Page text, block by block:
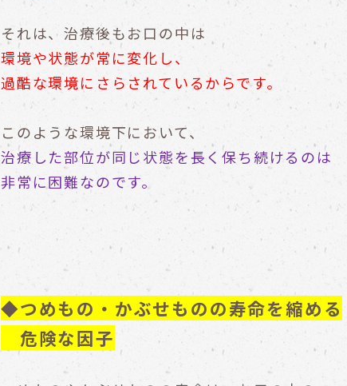
それは、治療後もお口の中は
環境や状態が常に変化し、
過酷な環境にさらされているからです。
このような環境下において、
治療した部位が同じ状態を長く保ち続けるのは
非常に困難なのです。
◆つめもの・かぶせものの寿命を縮める
危険な因子